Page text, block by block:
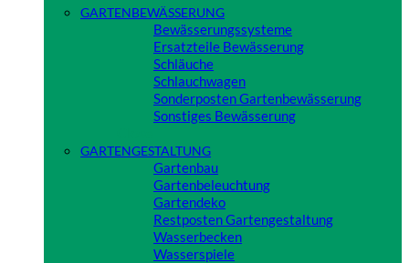
GARTENBEWÄSSERUNG
Bewässerungssysteme
Ersatzteile Bewässerung
Schläuche
Schlauchwagen
Sonderposten Gartenbewässerung
Sonstiges Bewässerung
GARTENGESTALTUNG
Gartenbau
Gartenbeleuchtung
Gartendeko
Restposten Gartengestaltung
Wasserbecken
Wasserspiele